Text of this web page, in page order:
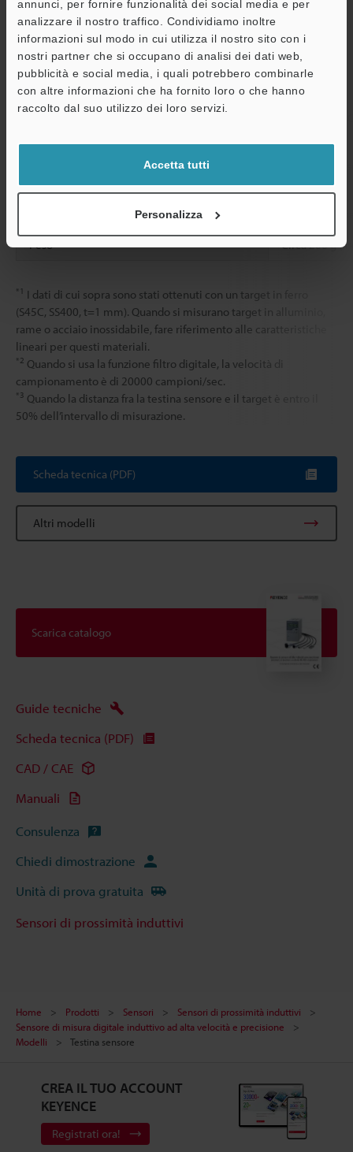
annunci, per fornire funzionalità dei social media e per
analizzare il nostro traffico. Condividiamo inoltre
informazioni sul modo in cui utilizza il nostro sito con i
nostri partner che si occupano di analisi dei dati web,
pubblicità e social media, i quali potrebbero combinarle
con altre informazioni che ha fornito loro o che hanno
raccolto dal suo utilizzo dei loro servizi.
Accetta tutti
Personalizza
Classificazione
Tensione di
alimentazione
Consumo di
corrente
240 mA max.
Umidità relativa
Resistenza a
vibrazioni
Da 10 a 55
Peso Circa 200 g
*1 I dati di cui sopra sono stati ottenuti con un target in ferro
(S45C, SS400, t=1 mm). Quando si misurano target in alluminio,
rame o acciaio inossidabile, fare riferimento alle caratteristiche
lineari per questi materiali.
*2 Quando si usa la funzione filtro digitale, la velocità di
campionamento è di 20000 campioni/sec.
*3 Quando la distanza fra la testina sensore e il target è entro il
50% dell’intervallo di misurazione.
Scheda tecnica (PDF)
Altri modelli
Scarica catalogo
Guide tecniche
Scheda tecnica (PDF)
CAD / CAE
Manuali
Consulenza
Chiedi dimostrazione
Unità di prova gratuita
Sensori di prossimità induttivi
Home Prodotti Sensori
Sensori di prossimità induttivi
Sensore di misura digitale induttivo ad alta velocità e precisione
Modelli
Testina sensore
CREA IL TUO ACCOUNT
KEYENCE
Registrati ora!